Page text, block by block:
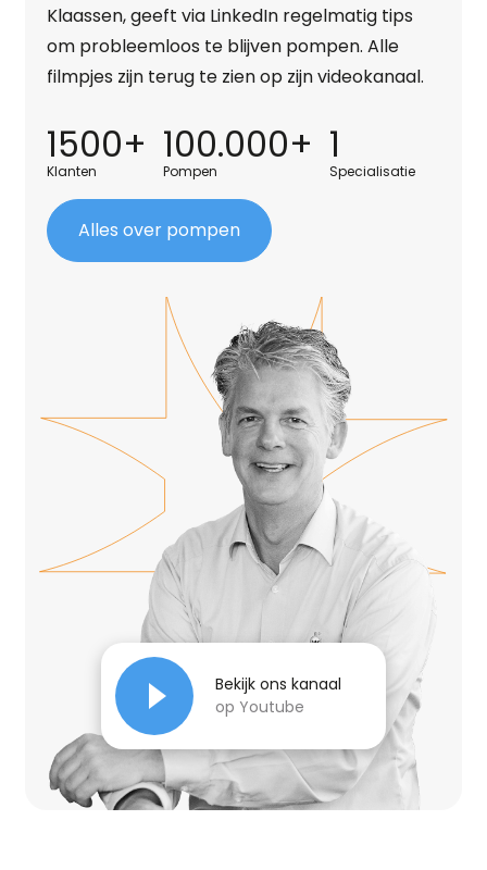
Klaassen, geeft via LinkedIn regelmatig tips
om probleemloos te blijven pompen. Alle
filmpjes zijn terug te zien op zijn videokanaal.
1500+
Klanten
100.000+
Pompen
1
Specialisatie
Alles over pompen
Bekijk ons kanaal
op Youtube